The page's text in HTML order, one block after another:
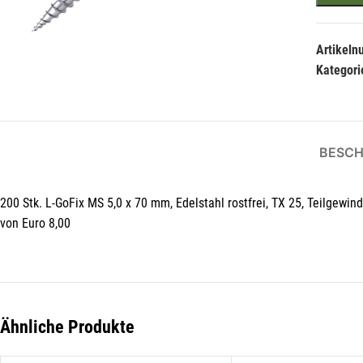
200 Stk. L-GoFix MS 5,0 x 70 mm, Edelstahl rostfrei, TX 25,
von Euro 8,00
Ähnliche Produkte